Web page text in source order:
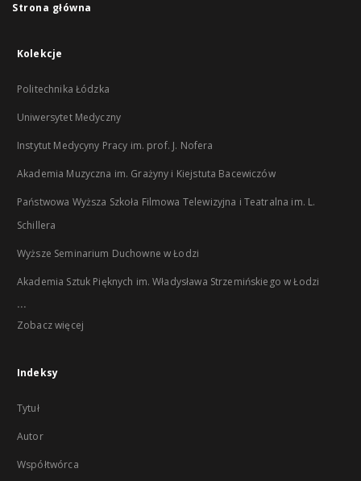
Strona główna
Kolekcje
Politechnika Łódzka
Uniwersytet Medyczny
Instytut Medycyny Pracy im. prof. J. Nofera
Akademia Muzyczna im. Grażyny i Kiejstuta Bacewiczów
Państwowa Wyższa Szkoła Filmowa Telewizyjna i Teatralna im. L.
Schillera
Wyższe Seminarium Duchowne w Łodzi
Akademia Sztuk Pięknych im. Władysława Strzemińskiego w Łodzi
...
Zobacz więcej
Indeksy
Tytuł
Autor
Współtwórca